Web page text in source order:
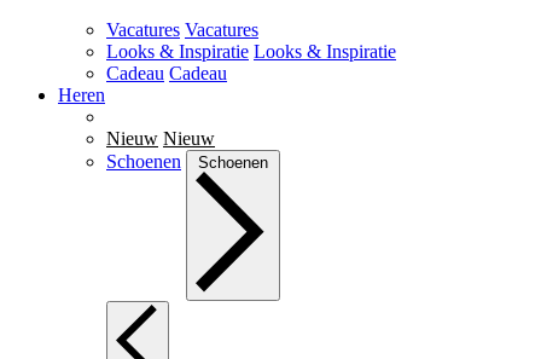
Vacatures Vacatures
Looks & Inspiratie Looks & Inspiratie
Cadeau Cadeau
Heren
Nieuw Nieuw
Schoenen
Schoenen